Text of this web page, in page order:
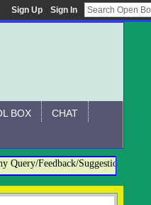
Sign Up Sign In
BOX CHAT
Feedback/Suggestion related